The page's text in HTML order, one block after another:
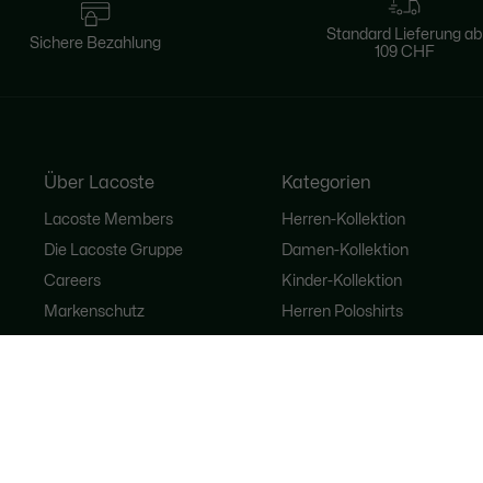
Sichere Bezahlung
Standard Lieferung ab
109 CHF
Über Lacoste
Lacoste Members
Die Lacoste Gruppe
Careers
Markenschutz
Kategorien
Herren-Kollektion
Damen-Kollektion
Kinder-Kollektion
Herren Poloshirts